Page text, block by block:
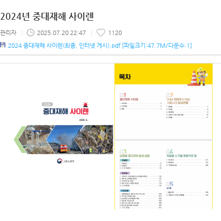
2024년 중대재해 사이렌
관리자 2025.07.20 22:47
1120
2024 중대재해 사이렌(최종, 인터넷 게시).pdf [파일크기:47.7M/다운수:1]